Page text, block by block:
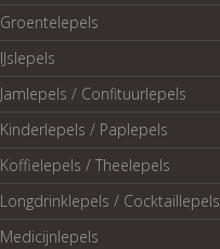
Groentelepels
IJslepels
Jamlepels / Confituurlepels
Kinderlepels / Paplepels
Koffielepels / Theelepels
Longdrinklepels / Cocktaillepels
Medicijnlepels